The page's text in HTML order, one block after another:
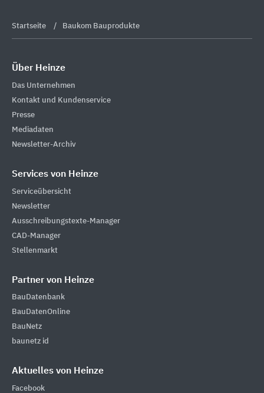
Startseite Baukom Bauprodukte
Über Heinze
Das Unternehmen
Kontakt und Kundenservice
Presse
Mediadaten
Newsletter-Archiv
Services von Heinze
Serviceübersicht
Newsletter
Ausschreibungstexte-Manager
CAD-Manager
Stellenmarkt
Partner von Heinze
BauDatenbank
BauDatenOnline
BauNetz
baunetz id
Aktuelles von Heinze
Facebook